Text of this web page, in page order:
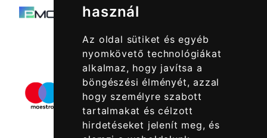
használ
Az oldal sütiket és egyéb
nyomkövető technológiákat
alkalmaz, hogy javítsa a
böngészési élményét, azzal
hogy személyre szabott
tartalmakat és célzott
hirdetéseket jelenít meg, és